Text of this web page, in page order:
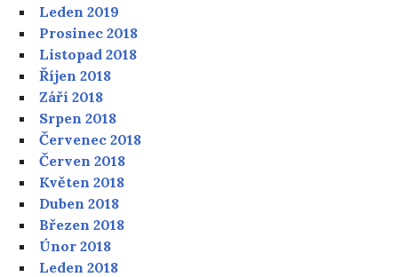
Leden 2019
Prosinec 2018
Listopad 2018
Říjen 2018
Září 2018
Srpen 2018
Červenec 2018
Červen 2018
Květen 2018
Duben 2018
Březen 2018
Únor 2018
Leden 2018